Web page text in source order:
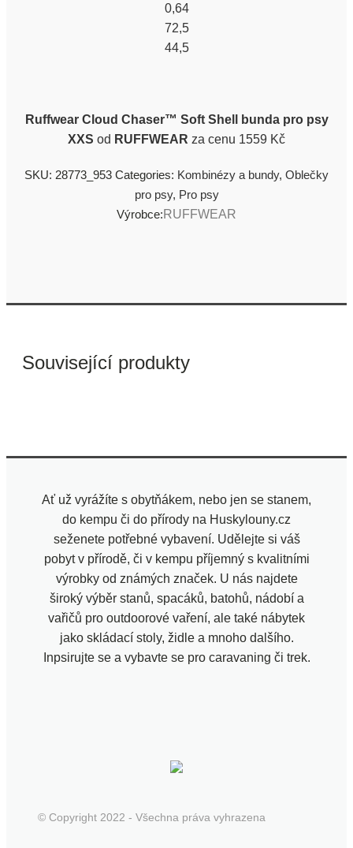
0,64
72,5
44,5
Ruffwear Cloud Chaser™ Soft Shell bunda pro psy
XXS od RUFFWEAR za cenu 1559 Kč
SKU: 28773_953 Categories: Kombinézy a bundy, Oblečky
pro psy, Pro psy
Výrobce: RUFFWEAR
Související produkty
Ať už vyrážíte s obytňákem, nebo jen se stanem,
do kempu či do přírody na Huskylouny.cz
seženete potřebné vybavení. Udělejte si váš
pobyt v přírodě, či v kempu příjemný s kvalitními
výrobky od známých značek. U nás najdete
široký výběr stanů, spacáků, batohů, nádobí a
vařičů pro outdoorové vaření, ale také nábytek
jako skládací stoly, židle a mnoho dalšího.
Inpsirujte se a vybavte se pro caravaning či trek.
© Copyright 2022 - Všechna práva vyhrazena